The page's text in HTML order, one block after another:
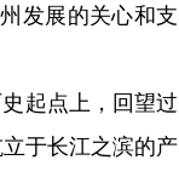
发展的关心和支
起点上，回望过
于长江之滨的产